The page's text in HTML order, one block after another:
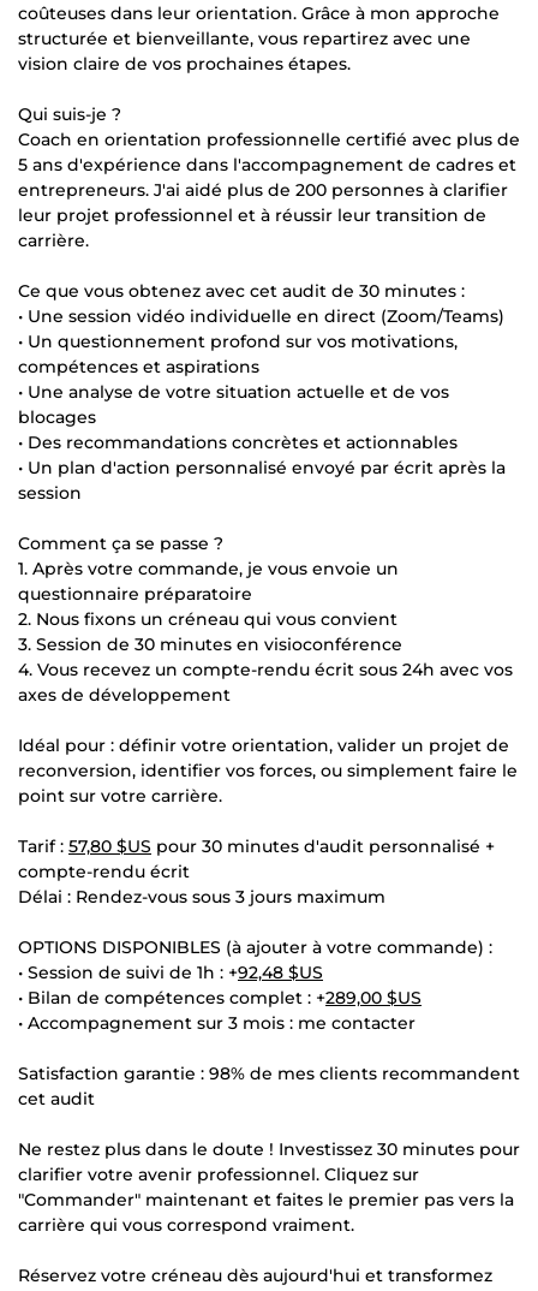
coûteuses dans leur orientation. Grâce à mon approche
structurée et bienveillante, vous repartirez avec une
vision claire de vos prochaines étapes.
Qui suis-je ?
Coach en orientation professionnelle certifié avec plus de
5 ans d'expérience dans l'accompagnement de cadres et
entrepreneurs. J'ai aidé plus de 200 personnes à clarifier
leur projet professionnel et à réussir leur transition de
carrière.
Ce que vous obtenez avec cet audit de 30 minutes :
• Une session vidéo individuelle en direct (Zoom/Teams)
• Un questionnement profond sur vos motivations,
compétences et aspirations
• Une analyse de votre situation actuelle et de vos
blocages
• Des recommandations concrètes et actionnables
• Un plan d'action personnalisé envoyé par écrit après la
session
Comment ça se passe ?
1. Après votre commande, je vous envoie un
questionnaire préparatoire
2. Nous fixons un créneau qui vous convient
3. Session de 30 minutes en visioconférence
4. Vous recevez un compte-rendu écrit sous 24h avec vos
axes de développement
Idéal pour : définir votre orientation, valider un projet de
reconversion, identifier vos forces, ou simplement faire le
point sur votre carrière.
Tarif : 57,80 $US pour 30 minutes d'audit personnalisé +
compte-rendu écrit
Délai : Rendez-vous sous 3 jours maximum
OPTIONS DISPONIBLES (à ajouter à votre commande) :
• Session de suivi de 1h : +92,48 $US
• Bilan de compétences complet : +289,00 $US
• Accompagnement sur 3 mois : me contacter
Satisfaction garantie : 98% de mes clients recommandent
cet audit
Ne restez plus dans le doute ! Investissez 30 minutes pour
clarifier votre avenir professionnel. Cliquez sur
"Commander" maintenant et faites le premier pas vers la
carrière qui vous correspond vraiment.
Réservez votre créneau dès aujourd'hui et transformez